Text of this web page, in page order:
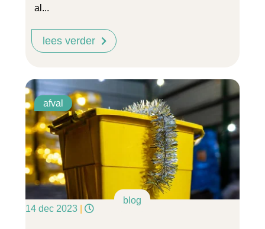
al...
lees verder
afval
blog
14 dec 2023